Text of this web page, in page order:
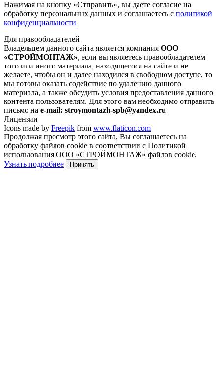
Нажимая на кнопку «Отправить», вы даете согласие на
обработку персональных данных и соглашаетесь с политикой
конфиденциальности
Для правообладателей
Владельцем данного сайта является компания ООО
«СТРОЙМОНТАЖ», если вы являетесь правообладателем
того или иного материала, находящегося на сайте и не
желаете, чтобы он и далее находился в свободном доступе, то
мы готовы оказать содействие по удалению данного
материала, а также обсудить условия предоставления данного
контента пользователям. Для этого вам необходимо отправить
письмо на e-mail: stroymontazh-spb@yandex.ru
Лицензии
Icons made by Freepik from www.flaticon.com
Продолжая просмотр этого сайта, Вы соглашаетесь на
обработку файлов cookie в соответствии с Политикой
использования ООО «СТРОЙМОНТАЖ» файлов cookie.
Узнать подробнее
Принять